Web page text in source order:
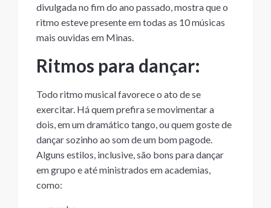
divulgada no fim do ano passado, mostra que o
ritmo esteve presente em todas as 10 músicas
mais ouvidas em Minas.
Ritmos para dançar:
Todo ritmo musical favorece o ato de se
exercitar. Há quem prefira se movimentar a
dois, em um dramático tango, ou quem goste de
dançar sozinho ao som de um bom pagode.
Alguns estilos, inclusive, são bons para dançar
em grupo e até ministrados em academias,
como: